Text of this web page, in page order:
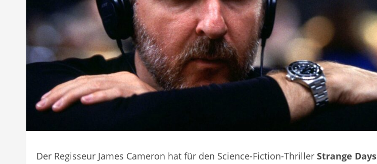
Der Regisseur James Cameron hat für den Science-Fiction-Thriller Strange Days